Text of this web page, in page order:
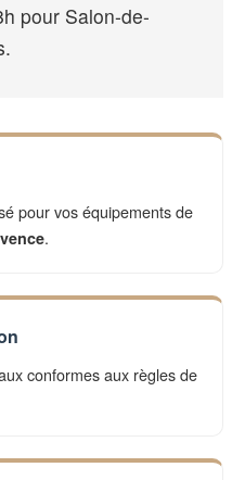
pour Salon-de-
pour vos équipements de
.
conformes aux règles de